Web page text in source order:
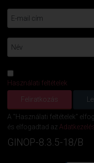
Használati feltételek
A "Használati feltételek"
és elfogadtad az
GINOP-8.3.5-18/B